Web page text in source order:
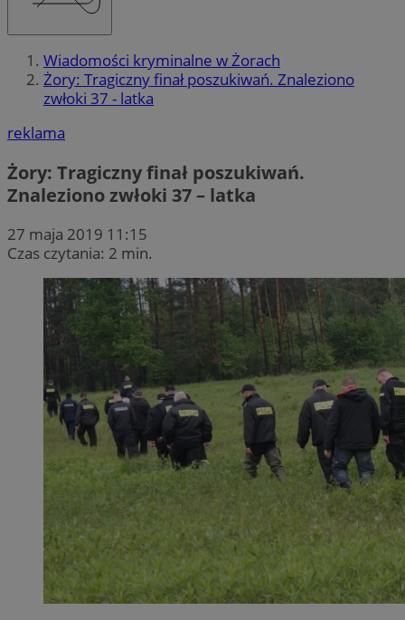
Wiadomości kryminalne w Żorach
Żory: Tragiczny finał poszukiwań. Znaleziono
zwłoki 37 - latka
reklama
Żory: Tragiczny finał poszukiwań.
Znaleziono zwłoki 37 – latka
27 maja 2019 11:15
Czas czytania: 2 min.